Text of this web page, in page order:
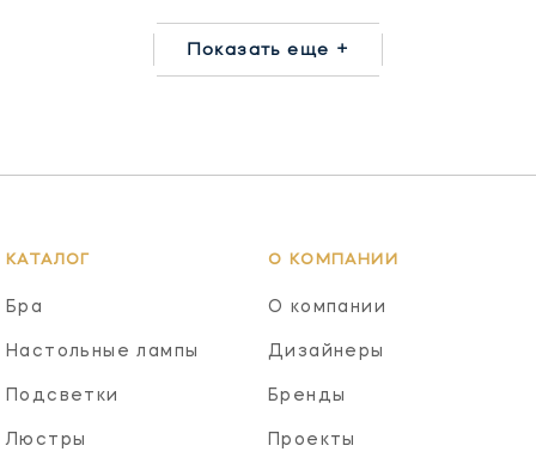
Показать еще +
КАТАЛОГ
Бра
Настольные лампы
Подсветки
Люстры
О КОМПАНИИ
О компании
Дизайнеры
Бренды
Проекты